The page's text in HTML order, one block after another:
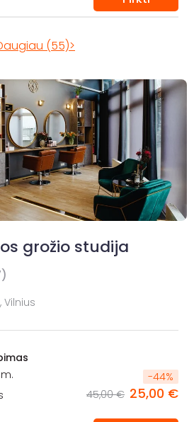
(55)>
grožio studija
Vilnius
-44%
45,00 € 25,00 €